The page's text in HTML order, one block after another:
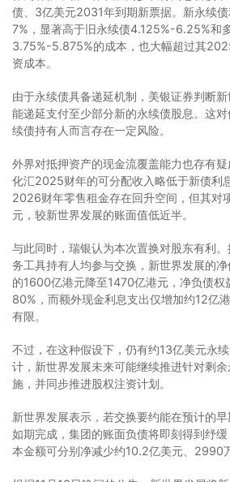
债、3亿美元2031年到期新票据。新永续
7%，显著高于旧永续债4.125%-6.25%和
3.75%-5.875%的成本，也大幅超过其
资成本。
由于永续债具备递延机制，美银证券判断
能递延支付至少部分新的永续债股息。这
续债持有人而言存在一定风险。
外界对抵押资产的现金流覆盖能力也存有
化汇2025财年的可分配收入略低于新债利
2026财年零售租金存在回升空间，但其对
元，较新世界发展的账面值低近半。
与此同时，瑞银认为本次置换对股东有利
务工具持有人均参与交换，新世界发展的
的1600亿港元降至1470亿港元，净负债权
80%，而额外现金利息支出仅增加约12亿
有限。
不过，在这种假设下，仍有约13亿美元永
计，新世界发展未来可能继续推进针对剩
施，并同步推进股权注资计划。
新世界发展表示，若交换要约能在预计的早
如期完成，集团的账面负债将即刻得到纾
本金额可分别净减少约10.2亿美元、2990